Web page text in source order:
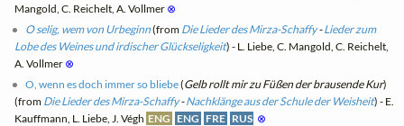
Mangold, C. Reichelt, A. Vollmer ⊗
O selig, wem von Urbeginn(from Die Lieder des Mirza-Schaffy-Lieder zum
Lobe des Weines und irdischer Glückseligkeit) - L. Liebe, C. Mangold, C. Reichelt,
A. Vollmer ⊗
O, wenn es doch immer so bliebe(Gelb rollt mir zu Füßen der brausende Kur)
(from Die Lieder des Mirza-Schaffy-Nachklänge aus der Schule der Weisheit) - E.
Kauffmann, L. Liebe, J. Végh ENG ENG FRE RUS ⊗